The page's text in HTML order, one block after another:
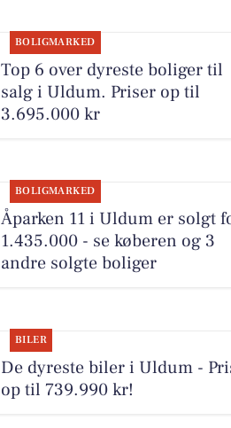
BOLIGMARKED
Top 6 over dyreste boliger til
salg i Uldum. Priser op til
3.695.000 kr
BOLIGMARKED
Åparken 11 i Uldum er solgt
1.435.000 - se køberen og 3
andre solgte boliger
BILER
De dyreste biler i Uldum -
op til 739.990 kr!